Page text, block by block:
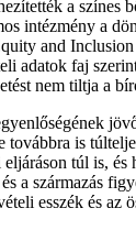
a színes
intézmény a
and
adatok faj
nem tiltja a
továbbra is
túl is,
a származás
esszék és az